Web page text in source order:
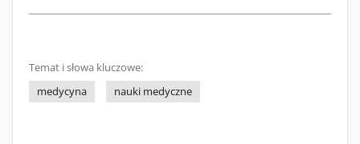
Temat i słowa kluczowe:
medycyna
nauki medyczne